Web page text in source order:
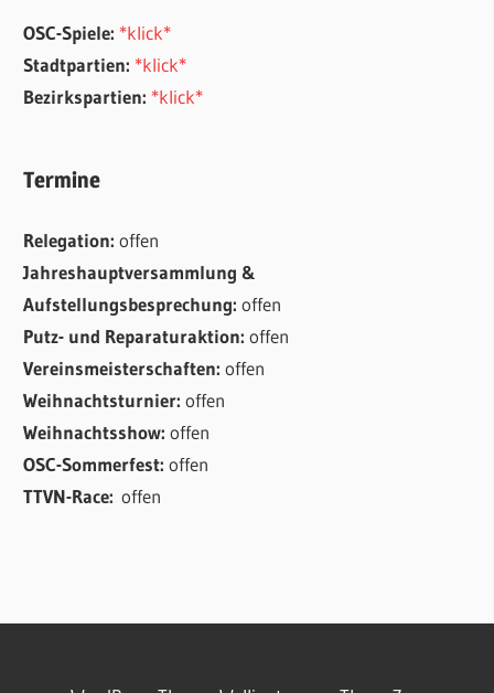
OSC-Spiele: *klick*
Stadtpartien: *klick*
Bezirkspartien: *klick*
Termine
Relegation:offen
Jahreshauptversammlung &
Aufstellungsbesprechung:offen
Putz- und Reparaturaktion:offen
Vereinsmeisterschaften:offen
Weihnachtsturnier:offen
Weihnachtsshow:offen
OSC-Sommerfest:offen
TTVN-Race:offen